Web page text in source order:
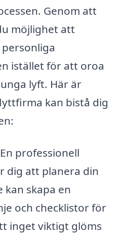
Genom att
möjlighet att
istället för att oroa
lyft. Här är
kan bistå dig
En professionell
dig att planera din
skapa en
och checklistor för
inget viktigt glöms